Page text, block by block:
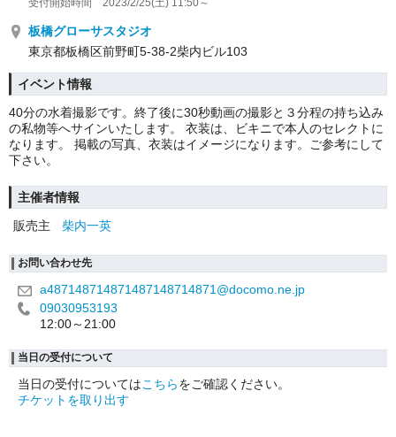
受付開始時間 2023/2/25(土) 11:50～
板橋グローサスタジオ
東京都板橋区前野町5-38-2柴内ビル103
イベント情報
40分の水着撮影です。終了後に30秒動画の撮影と３分程の持ち込み
の私物等へサインいたします。 衣装は、ビキニで本人のセレクトに
なります。 掲載の写真、衣装はイメージになります。ご参考にして
下さい。
主催者情報
販売主
柴内一英
お問い合わせ先
a487148714871487148714871@docomo.ne.jp
09030953193
12:00～21:00
当日の受付について
当日の受付についてはこちらをご確認ください。
チケットを取り出す